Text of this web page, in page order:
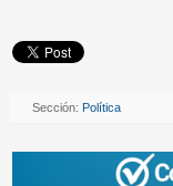
Sección: Política